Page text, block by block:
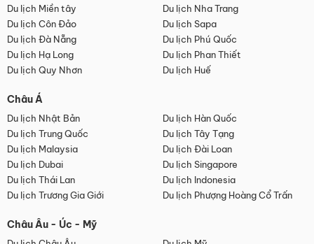
Du lịch Miền tây
Du lịch Nha Trang
Du lịch Côn Đảo
Du lịch Sapa
Du lịch Đà Nẵng
Du lịch Phú Quốc
Du lịch Hạ Long
Du lịch Phan Thiết
Du lịch Quy Nhơn
Du lịch Huế
Châu Á
Du lịch Nhật Bản
Du lịch Hàn Quốc
Du lịch Trung Quốc
Du lịch Tây Tạng
Du lịch Malaysia
Du lịch Đài Loan
Du lịch Dubai
Du lịch Singapore
Du lịch Thái Lan
Du lịch Indonesia
Du lịch Trương Gia Giới
Du lịch Phượng Hoàng Cổ Trấn
Châu Âu - Úc - Mỹ